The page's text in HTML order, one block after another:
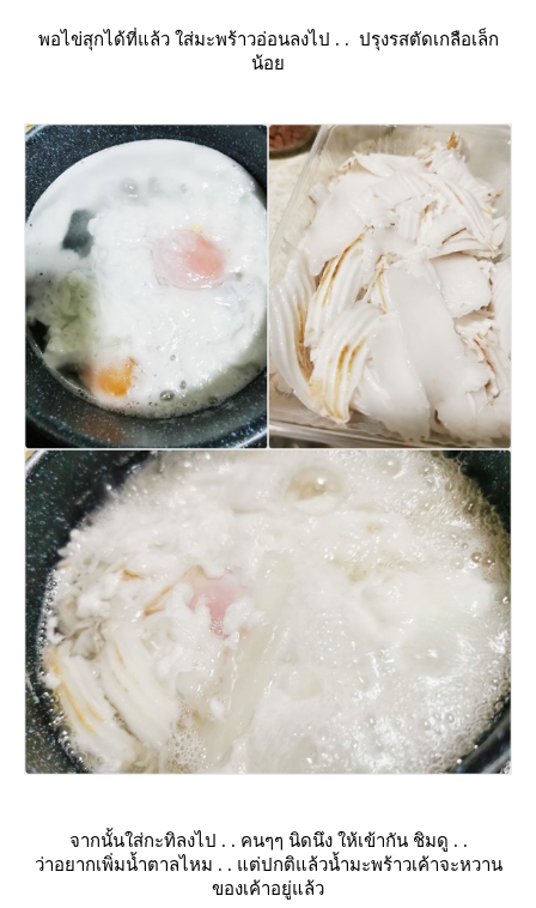
พอไข่สุกได้ที่แล้ว ใส่มะพร้าวอ่อนลงไป . . ปรุงรสตัดเกลือเล็ก
น้อ
จากนั้นใส่กะทิลงไป . . คนๆๆ นิดนึง ให้เข้ากัน ชิมดู . .
ว่าอยากเพิ่มน้ำตาลไหม . . แต่ปกติแล้วน้ำมะพร้าวเค้าจะหวาน
ของเค้าอยู่แล้ว